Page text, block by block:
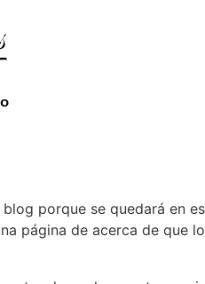
porque se quedará en
página de acerca de que